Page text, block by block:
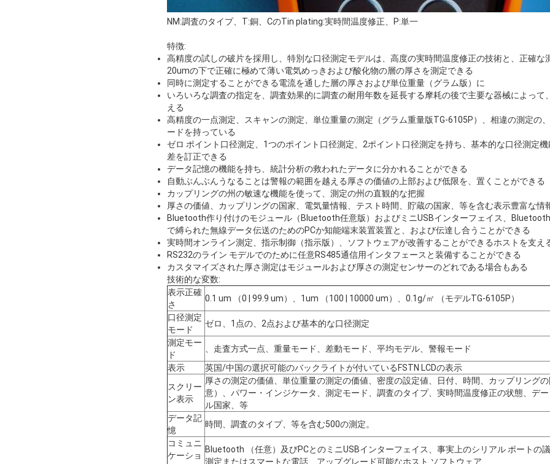
NM:調査のタイプ、T:銅、CのTin plating:実時間温度修正、P:単一
特徴:
高精度の試しの破片を採用し、特別な口径測定モデルは、高度の実時間温度修正の技術と、正確な
20umの下で正確に極めて薄い電気めっきおよび酸化物の層の厚さを測定できる
同時に測定することができる電流を通した層の厚さおよび単位重量（グラム版）に
いろいろな調査の指定を、調査効果的に調査の耐用年数を延長する摩耗の後で主要な器械によって
える
高精度の一点測定、スキャンの測定、単位重量の測定（グラム重量版TG-6105P）、相違の測定の
ードを持っている
ゼロ ポイント口径測定、1つのポイント口径測定、2ポイント口径測定を持ち、基本的な口径測定
差を訂正できる
データ記憶の機能を持ち、統計分析の救われたデータに分かれることができる
自動ぶんぶんうなることは警報の範囲を越える厚さの価値の上部および低限を、置くことができる
カップリングの州の敏速な機能を使って、測定の州の直観的な把握
厚さの価値、カップリングの国家、電気量情報、テスト時間、貯蔵の国家、等を含む表示豊富な情
Bluetooth作り付けのモジュール（Bluetooth任意版）およびミニUSBインターフェイス、
で縛られた無線データ伝送のためのPCか知能端末装置装置と、および伝達し合うことができる
実時間オンライン測定、指示制御（指示版）、ソフトウェアが改善することができるホストを支え
RS232のライン モデルでのために任意RS485通信用インタフェースと装備することができる
カスタマイズされた厚さ測定はモジュールおよび厚さの測定センサーのどれである場合もある
技術的な変数:
表示正確
さ
0.1 um （0 | 99.9 um）、1um （100 | 10000 um）、0.1g/㎡ （モデルTG-6105P）
口径測定
モード
ゼロ、1点の、2点および基本的な口径測定
測定モー
ド
、走査方式一点、重量モード、差動モード、平均モデル、警報モード
表示
英国/中国の選択可能のバックライトが付いているFSTN LCDの表示
スクリー
ン表示
厚さの測定の価値、単位重量の測定の価値、密度の設定値、日付、時間、カップリング
意）、パワー・インジケータ、測定モード、調査のタイプ、実時間温度修正の状態、デ
ル国家、等
データ記
憶
時間、調査のタイプ、等を含む500の測定。
コミュニ
ケーショ
Bluetooth （任意）及びPCとのミニUSBインターフェイス、事実上のシリアル ポートの
測定またはスマートな電話、アップグレード可能なホスト ソフトウェア